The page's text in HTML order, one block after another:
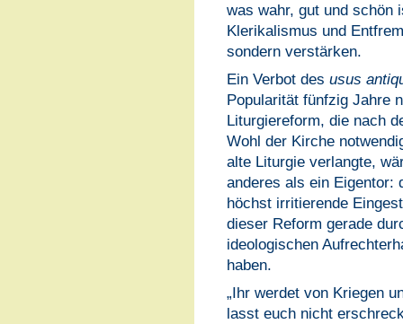
was wahr, gut und schön
Klerikalismus und
sondern verstärken.
Ein Verbot des usus
Popularität fünfzig Jahre
Liturgiereform, die nach
Wohl der Kirche
alte Liturgie verlangte,
anderes als ein Eigentor:
höchst irritierende
dieser Reform gerade
ideologischen
haben.
„Ihr werdet von Kriegen
lasst euch nicht